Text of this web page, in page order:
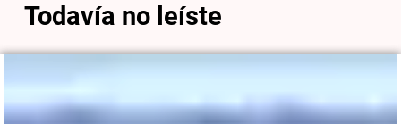
Todavía no leíste